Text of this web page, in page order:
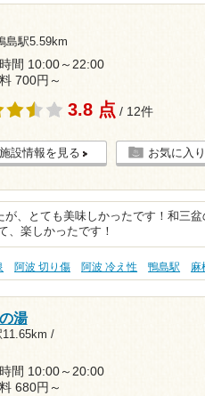
島駅5.59km
間 10:00～22:00
700円～
3.8 点 / 12件
施設情報を見る お気に入
、とても美味しかったです！和三
、楽しかったです！
阿波 切り傷 阿波 冷え性 鴨島駅 麻
湯
11.65km /
間 10:00～20:00
680円～